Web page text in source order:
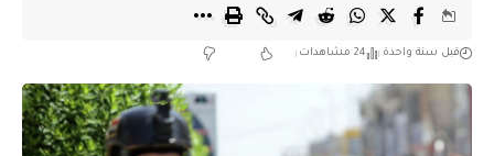
قبل سنة واحدة 24 مشاهدات